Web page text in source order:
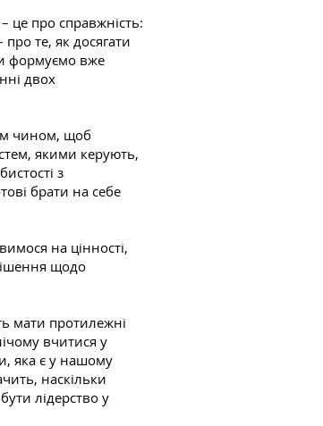
це про справжність:
те, як досягати
формуємо вже
двох
чином, щоб
якими керують,
з
брати на себе
на цінності,
щодо
мати протилежні
вчитися у
яка є у нашому
наскільки
лідерство у